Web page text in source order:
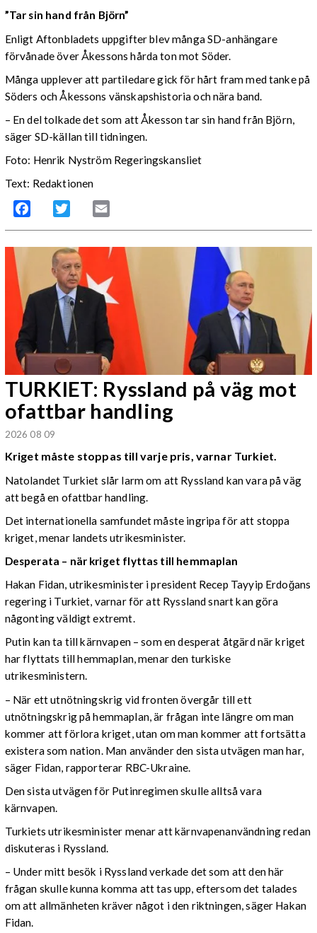
”Tar sin hand från Björn”
Enligt Aftonbladets uppgifter blev många SD-anhängare
förvånade över Åkessons hårda ton mot Söder.
Många upplever att partiledare gick för hårt fram med tanke på
Söders och Åkessons vänskapshistoria och nära band.
– En del tolkade det som att Åkesson tar sin hand från Björn,
säger SD-källan till tidningen.
Foto: Henrik Nyström Regeringskansliet
Text: Redaktionen
Facebook Twitter
TURKIET: Ryssland på väg mot
ofattbar handling
2026 08 09
Kriget måste stoppas till varje pris, varnar Turkiet.
Natolandet Turkiet slår larm om att Ryssland kan vara på väg
att begå en ofattbar handling.
Det internationella samfundet måste ingripa för att stoppa
kriget, menar landets utrikesminister.
Desperata – när kriget flyttas till hemmaplan
Hakan Fidan, utrikesminister i president Recep Tayyip Erdoğans
regering i Turkiet, varnar för att Ryssland snart kan göra
någonting väldigt extremt.
Putin kan ta till kärnvapen – som en desperat åtgärd när kriget
har flyttats till hemmaplan, menar den turkiske
utrikesministern.
– När ett utnötningskrig vid fronten övergår till ett
utnötningskrig på hemmaplan, är frågan inte längre om man
kommer att förlora kriget, utan om man kommer att fortsätta
existera som nation. Man använder den sista utvägen man har,
säger Fidan, rapporterar RBC-Ukraine.
Den sista utvägen för Putinregimen skulle alltså vara
kärnvapen.
Turkiets utrikesminister menar att kärnvapenanvändning redan
diskuteras i Ryssland.
– Under mitt besök i Ryssland verkade det som att den här
frågan skulle kunna komma att tas upp, eftersom det talades
om att allmänheten kräver något i den riktningen, säger Hakan
Fidan.